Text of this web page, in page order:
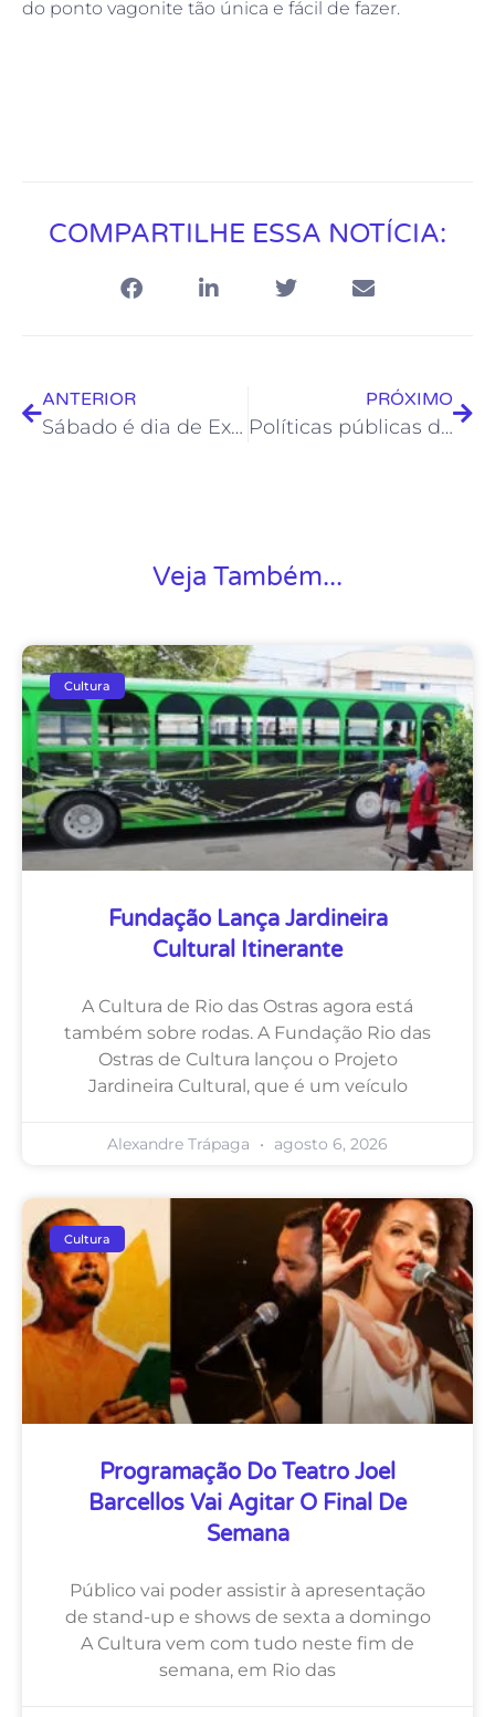
do ponto vagonite tão única e fácil de fazer.
COMPARTILHE ESSA NOTÍCIA:
ANTERIOR
Sábado é dia de Exposição no Empório da Estação
PRÓXIMO
Políticas públicas da Fundação de Cultura beneficiam artistas e população
Veja Também...
Cultura
Fundação Lança Jardineira
Cultural Itinerante
A Cultura de Rio das Ostras agora está
também sobre rodas. A Fundação Rio das
Ostras de Cultura lançou o Projeto
Jardineira Cultural, que é um veículo
Alexandre Trápaga agosto 6, 2026
Cultura
Programação Do Teatro Joel
Barcellos Vai Agitar O Final De
Semana
Público vai poder assistir à apresentação
de stand-up e shows de sexta a domingo
A Cultura vem com tudo neste fim de
semana, em Rio das